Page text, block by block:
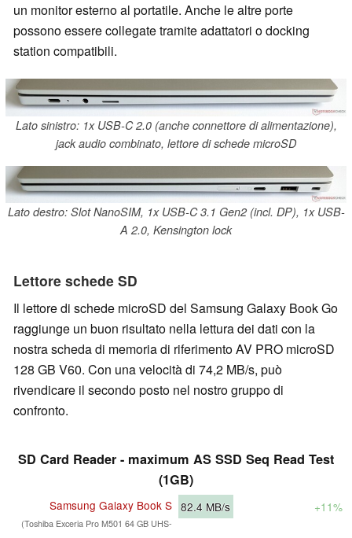
un monitor esterno al portatile. Anche le altre porte
possono essere collegate tramite adattatori o docking
station compatibili.
Lato sinistro: 1x USB-C 2.0 (anche connettore di alimentazione),
jack audio combinato, lettore di schede microSD
Lato destro: Slot NanoSIM, 1x USB-C 3.1 Gen2 (incl. DP), 1x USB-
A 2.0, Kensington lock
Lettore schede SD
Il lettore di schede microSD del Samsung Galaxy Book Go
raggiunge un buon risultato nella lettura dei dati con la
nostra scheda di memoria di riferimento AV PRO microSD
128 GB V60. Con una velocità di 74,2 MB/s, può
rivendicare il secondo posto nel nostro gruppo di
confronto.
SD Card Reader - maximum AS SSD Seq Read Test
(1GB)
Samsung Galaxy Book S
(Toshiba Exceria Pro M501 64 GB UHS-
82.4 MB/s +11%